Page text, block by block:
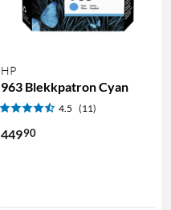
HP
963 Blekkpatron Cyan
4.5 (11)
44990